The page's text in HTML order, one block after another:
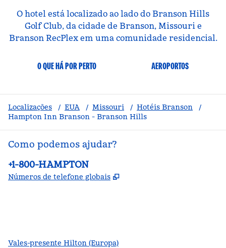
O hotel está localizado ao lado do Branson Hills
Golf Club, da cidade de Branson, Missouri e
Branson RecPlex em uma comunidade residencial.
O QUE HÁ POR PERTO AEROPORTOS
Localizações / EUA / Missouri / Hotéis Branson
/
Hampton Inn Branson - Branson Hills
Como podemos ajudar?
Telefone:
+1-800-HAMPTON
Números de telefone globais ,
Vales-presente Hilton (Europa)